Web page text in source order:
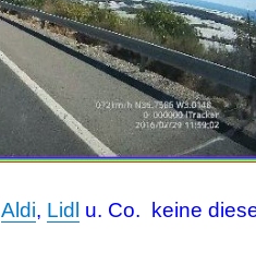
Aldi, Lidl u. Co. keine